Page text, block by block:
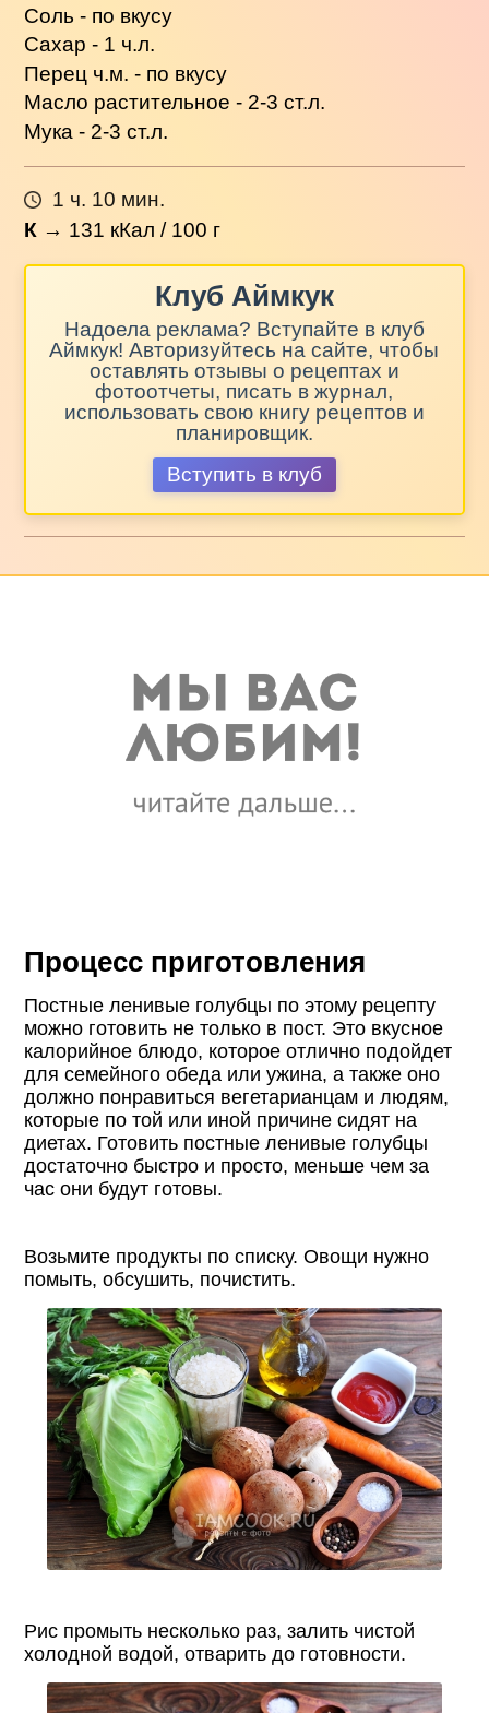
Соль - по вкусу
Сахар - 1 ч.л.
Перец ч.м. - по вкусу
Масло растительное - 2-3 ст.л.
Мука - 2-3 ст.л.
1 ч. 10 мин.
К → 131 кКал / 100 г
Клуб Аймкук
Надоела реклама? Вступайте в клуб
Аймкук! Авторизуйтесь на сайте, чтобы
оставлять отзывы о рецептах и
фотоотчеты, писать в журнал,
использовать свою книгу рецептов и
планировщик.
Вступить в клуб
Процесс приготовления
Постные ленивые голубцы по этому рецепту
можно готовить не только в пост. Это вкусное
калорийное блюдо, которое отлично подойдет
для семейного обеда или ужина, а также оно
должно понравиться вегетарианцам и людям,
которые по той или иной причине сидят на
диетах. Готовить постные ленивые голубцы
достаточно быстро и просто, меньше чем за
час они будут готовы.
Возьмите продукты по списку. Овощи нужно
помыть, обсушить, почистить.
Рис промыть несколько раз, залить чистой
холодной водой, отварить до готовности.